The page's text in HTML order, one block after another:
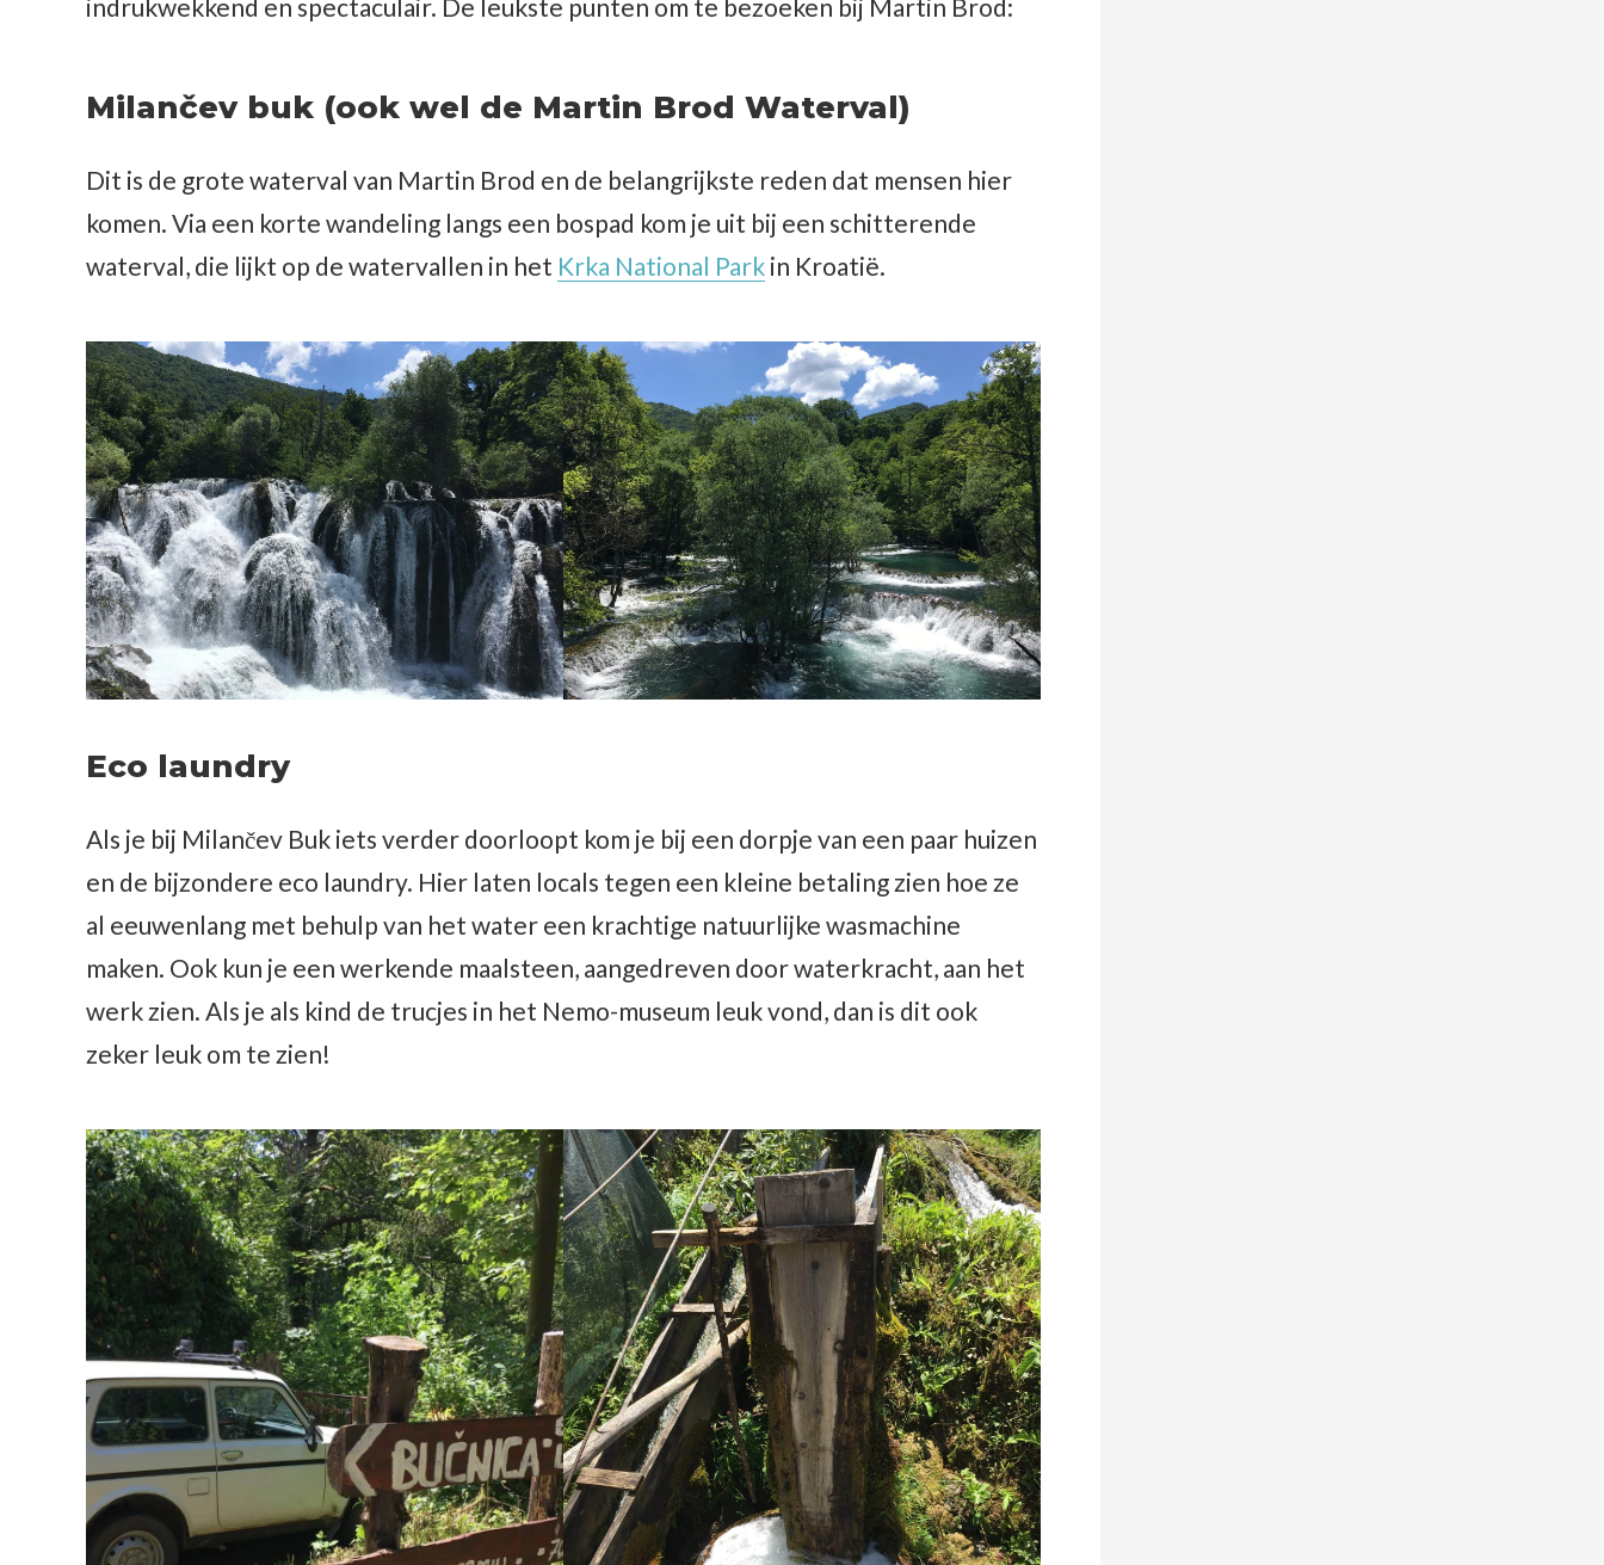
indrukwekkend en spectaculair. De leukste punten om te bezoeken bij Martin Brod:
Milančev buk (ook wel de Martin Brod Waterval)
Dit is de grote waterval van Martin Brod en de belangrijkste reden dat mensen hier
komen. Via een korte wandeling langs een bospad kom je uit bij een schitterende
waterval, die lijkt op de watervallen in het Krka National Park in Kroatië.
Eco laundry
Als je bij Milančev Buk iets verder doorloopt kom je bij een dorpje van een paar huizen
en de bijzondere eco laundry. Hier laten locals tegen een kleine betaling zien hoe ze
al eeuwenlang met behulp van het water een krachtige natuurlijke wasmachine
maken. Ook kun je een werkende maalsteen, aangedreven door waterkracht, aan het
werk zien. Als je als kind de trucjes in het Nemo-museum leuk vond, dan is dit ook
zeker leuk om te zien!